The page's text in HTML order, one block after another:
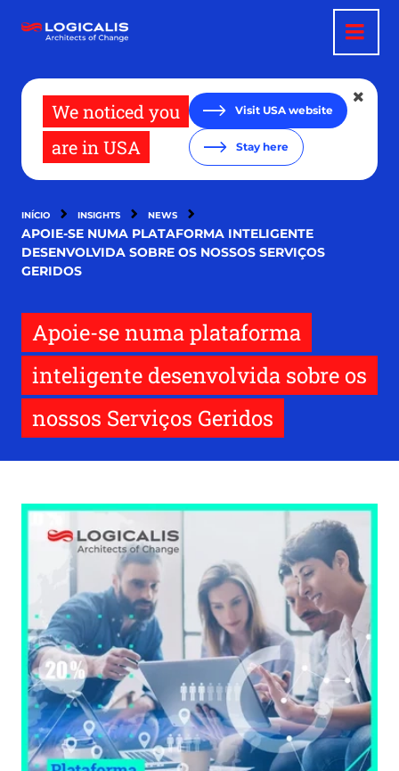
para
We noticed you
are in USA
Visit USA website
Stay here
INÍCIO INSIGHTS NEWS
APOIE-SE NUMA PLATAFORMA INTELIGENTE
DESENVOLVIDA SOBRE OS NOSSOS SERVIÇOS
GERIDOS
Apoie-se numa plataforma
inteligente desenvolvida sobre os
nossos Serviços Geridos